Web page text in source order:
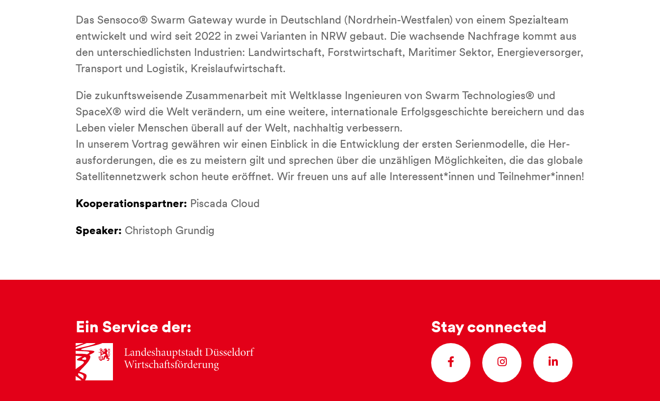
Das Sensoco® Swarm Gateway wurde in Deutsch­land (Nord­rhein-West­falen) von einem Spe­zi­al­team
entwickelt und wird seit 2022 in zwei Varianten in NRW gebaut. Die wachsende Nachfrage kommt aus
den un­ter­schied­lich­sten Industrien: Land­wirt­schaft, Forst­wirt­schaft, Maritimer Sektor, En­er­gie­ver­sor­ger,
Transport und Logistik, Kreis­lauf­wirt­schaft.
Die zu­kunfts­wei­sen­de Zu­sam­men­ar­beit mit Welt­klas­se In­ge­nieu­ren von Swarm Tech­no­lo­gies® und
SpaceX® wird die Welt verändern, um eine weitere, in­ter­na­tio­na­le Er­folgs­ge­schich­te bereichern und das
Leben vieler Menschen überall auf der Welt, nachhaltig verbessern.
In unserem Vortrag gewähren wir einen Einblick in die Ent­wick­lung der ersten Se­ri­en­mo­del­le, die Her­
aus­for­de­run­gen, die es zu meistern gilt und sprechen über die unzähligen Mög­lich­kei­ten, die das globale
Sa­tel­li­ten­netz­werk schon heute eröffnet. Wir freuen uns auf alle In­ter­es­sent*innen und Teil­neh­mer*innen!
Kooperationspartner: Piscada Cloud
Speaker: Christoph Grundig
Ein Service der: Stay connected